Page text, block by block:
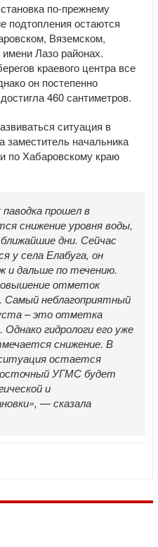
по-прежнему
подтопления остаются
Вяземском,
Лазо районах.
краевого центра все
он постепенно
460 сантиметров.
ситуация в
заместитель начальника
Хабаровскому краю
паводка прошел в
снижение уровня воды,
дни. Сейчас
у села Елабуга, он
и дальше по течению.
отметок
Самый неблагоприятный
– это отметка
гидрологи его уже
снижение. В
остается
УГМС будет
и
— сказала